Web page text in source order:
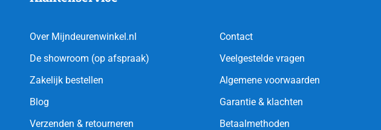
Over Mijndeurenwinkel.nl
De showroom (op afspraak)
Zakelijk bestellen
Blog
Verzenden & retourneren
Contact
Veelgestelde vragen
Algemene voorwaarden
Garantie & klachten
Betaalmethoden